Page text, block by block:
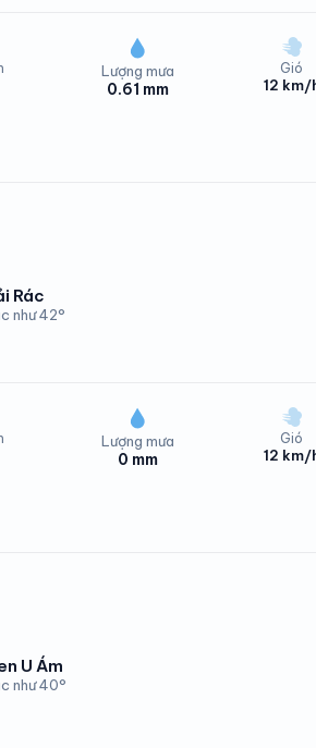
Lượng mưa
0.61 mm
Gió
12 km/
Rác
như 42°
Lượng mưa
0 mm
Gió
12 km/
U Ám
như 40°